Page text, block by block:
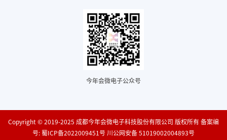
今年会微电子公众号
Copyright © 2019-2025 成都今年会微电子科技股份有限公司 版权所有 备案编
号: 蜀ICP备2022009451号 川公网安备 51019002004893号